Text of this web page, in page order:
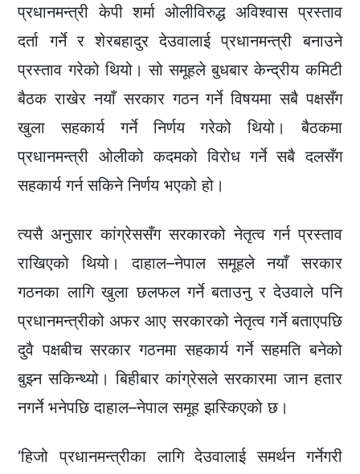
प्रधानमन्त्री केपी शर्मा ओलीविरुद्ध अविश्वास प्रस्ताव
दर्ता गर्ने र शेरबहादुर देउवालाई प्रधानमन्त्री बनाउने
प्रस्ताव गरेको थियो। सो समूहले बुधबार केन्द्रीय कमिटी
बैठक राखेर नयाँ सरकार गठन गर्ने विषयमा सबै पक्षसँग
खुला सहकार्य गर्ने निर्णय गरेको थियो। बैठकमा
प्रधानमन्त्री ओलीको कदमको विरोध गर्ने सबै दलसँग
सहकार्य गर्न सकिने निर्णय भएको हो।
त्यसै अनुसार कांग्रेससँग सरकारको नेतृत्व गर्न प्रस्ताव
राखिएको थियो। दाहाल–नेपाल समूहले नयाँ सरकार
गठनका लागि खुला छलफल गर्ने बताउनु र देउवाले पनि
प्रधानमन्त्रीको अफर आए सरकारको नेतृत्व गर्ने बताएपछि
दुवै पक्षबीच सरकार गठनमा सहकार्य गर्ने सहमति बनेको
बुझ्न सकिन्थ्यो। बिहीबार कांग्रेसले सरकारमा जान हतार
नगर्ने भनेपछि दाहाल–नेपाल समूह झस्किएको छ।
‘हिजो प्रधानमन्त्रीका लागि देउवालाई समर्थन गर्नेगरी